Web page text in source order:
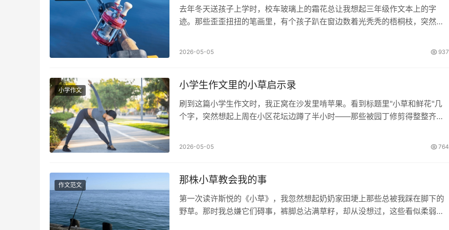
去年冬天送孩子上学时，校车玻璃上的霜花总让我想起三年级作文本上的字
迹。那些歪歪扭扭的笔画里，有个孩子趴在窗边数着光秃秃的梧桐枝，突然指
2026-05-05 937
小学作文 小学生作文里的小草启示录
刷到这篇小学生作文时，我正窝在沙发里啃苹果。看到标题里"小草和鲜花"几
个字，突然想起上周在小区花坛边蹲了半小时——那些被园丁修剪得整整齐齐
2026-05-05 764
作文范文 那株小草教会我的事
第一次读许斯悦的《小草》，我忽然想起奶奶家田埂上那些总被我踩在脚下的
野草。那时我总嫌它们碍事，裤脚总沾满草籽，却从没想过，这些看似柔弱的